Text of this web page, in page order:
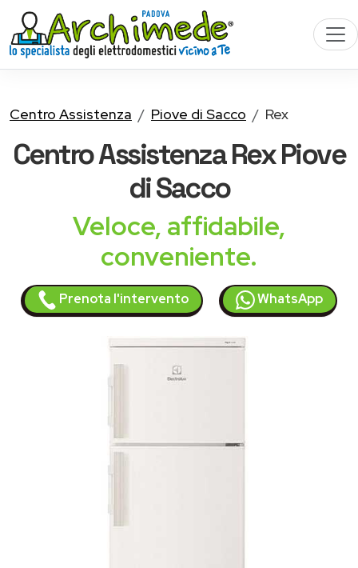
Centro Assistenza Piove di Sacco Rex
Centro AssistenzaRexPiove
di Sacco
Veloce, affidabile,
conveniente.
Prenota l'intervento WhatsApp